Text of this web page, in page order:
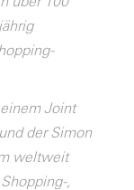
Joint
der Simon
weltweit
,